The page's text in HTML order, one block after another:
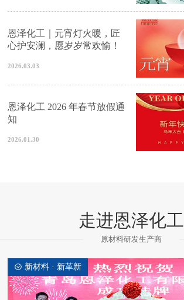
恩泽化工｜元宵灯火暖，匠
心护安澜，愿岁岁常欢愉！
2026.03.03
恩泽化工 2026 年春节放假通
知
2026.01.30
走进恩泽化工
原材料研发生产商
新材料 · 新革新